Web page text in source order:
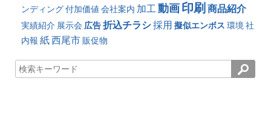
ンディング付加価値 会社案内 加工動画印刷 商品紹介
実績紹介 展示会 広告折込チラシ採用 擬似エンボス 環境 社
内報 紙西尾市 販促物